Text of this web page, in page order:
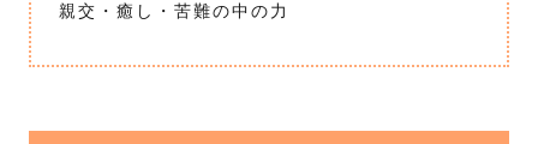
親交・癒し・苦難の中の力